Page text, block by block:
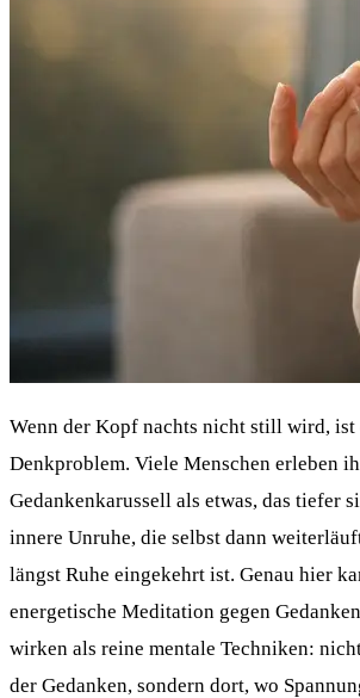
Wenn der Kopf nachts nicht still wird, ist
Denkproblem. Viele Menschen erleben
Gedankenkarussell als etwas, das tiefer
innere Unruhe, die selbst dann
längst Ruhe eingekehrt ist. Genau hier
energetische Meditation gegen
wirken als reine mentale Techniken:
der Gedanken, sondern dort, wo